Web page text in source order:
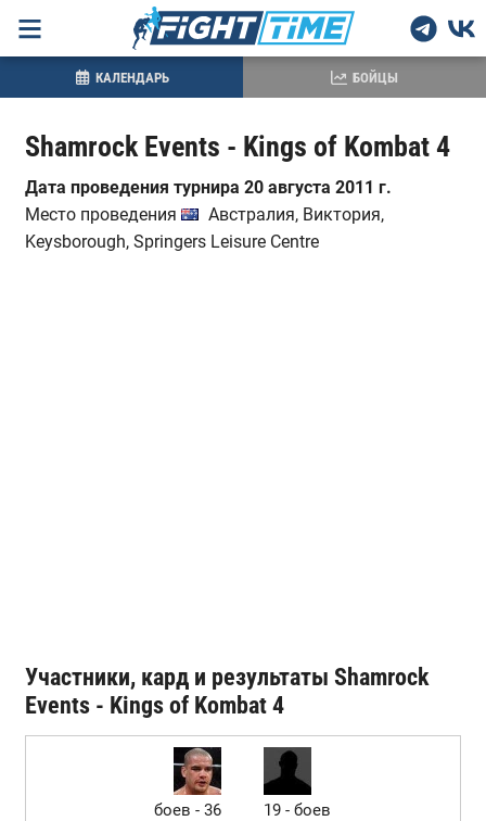
Shamrock Events - Kings of Kombat 4
Дата проведения турнира 20 августа 2011 г.
Место проведения
Австралия, Виктория,
Keysborough, Springers Leisure Centre
Участники, кард и результаты Shamrock
Events - Kings of Kombat 4
боев - 36
19 - боев
КАЛЕНДАРЬ БОЙЦЫ